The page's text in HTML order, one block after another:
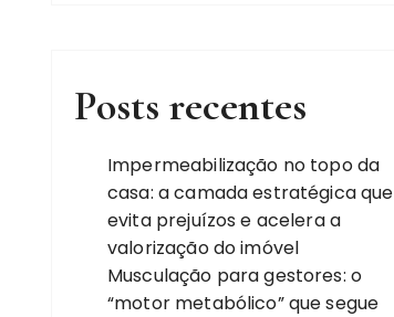
Posts recentes
Impermeabilização no topo da
casa: a camada estratégica que
evita prejuízos e acelera a
valorização do imóvel
Musculação para gestores: o
“motor metabólico” que segue